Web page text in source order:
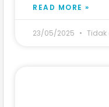
READ MORE »
23/05/2025